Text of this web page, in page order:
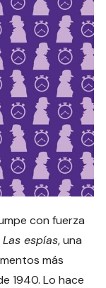
con fuerza
Las espías, una
más
1940. Lo hace